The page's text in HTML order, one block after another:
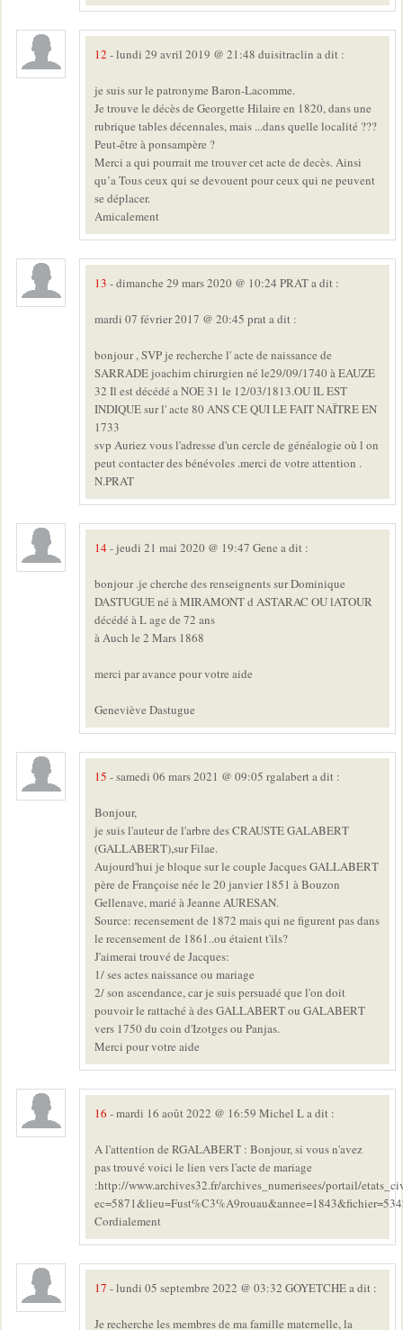
12 - lundi 29 avril 2019 @ 21:48 duisitraclin a dit :
je suis sur le patronyme Baron-Lacomme.
Je trouve le décès de Georgette Hilaire en 1820, dans une
rubrique tables décennales, mais ...dans quelle localité ???
Peut-être à ponsampère ?
Merci a qui pourrait me trouver cet acte de decès. Ainsi
qu’a Tous ceux qui se devouent pour ceux qui ne peuvent
se déplacer.
Amicalement
13 - dimanche 29 mars 2020 @ 10:24 PRAT a dit :
mardi 07 février 2017 @ 20:45 prat a dit :
bonjour , SVP je recherche l' acte de naissance de
SARRADE joachim chirurgien né le29/09/1740 à EAUZE
32 Il est décédé a NOE 31 le 12/03/1813.OU IL EST
INDIQUE sur l' acte 80 ANS CE QUI LE FAIT NAÏTRE EN
1733
svp Auriez vous l'adresse d'un cercle de généalogie où l on
peut contacter des bénévoles .merci de votre attention .
N.PRAT
14- jeudi 21 mai 2020 @ 19:47 Gene a dit :
bonjour .je cherche des renseignents sur Dominique
DASTUGUE né à MIRAMONT d ASTARAC OU lATOUR
décédé à L age de 72 ans
à Auch le 2 Mars 1868
merci par avance pour votre aide
Geneviève Dastugue
15 - samedi 06 mars 2021 @ 09:05 rgalabert a dit :
Bonjour,
je suis l'auteur de l'arbre des CRAUSTE GALABERT
(GALLABERT),sur Filae.
Aujourd'hui je bloque sur le couple Jacques GALLABERT
père de Françoise née le 20 janvier 1851 à Bouzon
Gellenave, marié à Jeanne AURESAN.
Source: recensement de 1872 mais qui ne figurent pas dans
le recensement de 1861..ou étaient t'ils?
J'aimerai trouvé de Jacques:
1/ ses actes naissance ou mariage
2/ son ascendance, car je suis persuadé que l'on doit
pouvoir le rattaché à des GALLABERT ou GALABERT
vers 1750 du coin d'Izotges ou Panjas.
Merci pour votre aide
16 - mardi 16 août 2022 @ 16:59 Michel L a dit :
A l'attention de RGALABERT : Bonjour, si vous n'avez
pas trouvé voici le lien vers l'acte de mariage
:http://www.archives32.fr/archives_numerisees/portail/
Cordialement
17 - lundi 05 septembre 2022 @ 03:32 GOYETCHE a dit :
Je recherche les membres de ma famille maternelle, la